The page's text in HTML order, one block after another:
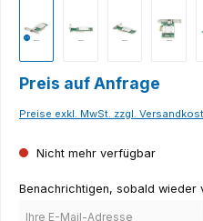
Preis auf Anfrage
Preise exkl. MwSt. zzgl.
Nicht mehr verfügbar
Benachrichtigen, sobald wieder